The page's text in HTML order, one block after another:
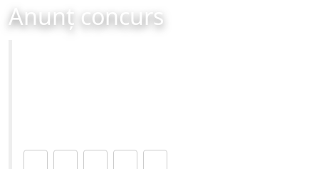
Anunț concurs